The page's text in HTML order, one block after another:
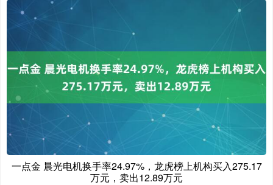
一点金 晨光电机换手率24.97%，龙虎榜上机构买入275.17
万元，卖出12.89万元